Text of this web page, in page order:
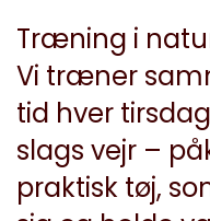
Træning i
Vi træner
tid hver
slags vejr –
praktisk tøj,